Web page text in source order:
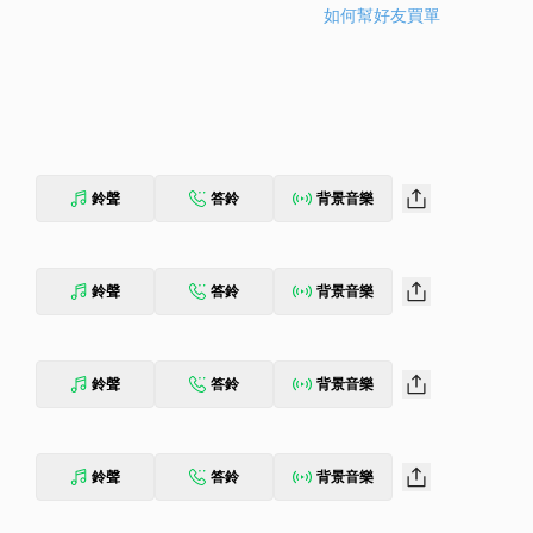
如何幫好友買單
鈴聲 答鈴 背景音樂
鈴聲 答鈴 背景音樂
鈴聲 答鈴 背景音樂
鈴聲 答鈴 背景音樂